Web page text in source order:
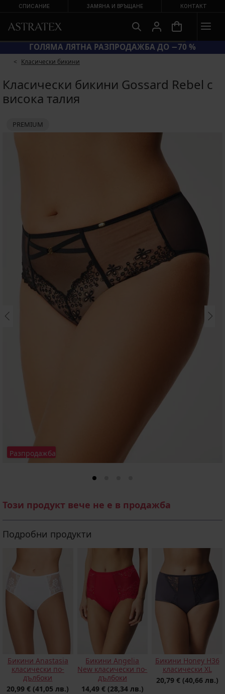
СПИСАНИЕ ЗАМЯНА И ВРЪЩАНЕ КОНТАКТ
ГОЛЯМА ЛЯТНА РАЗПРОДАЖБА ДО −70 %
Класически бикини
Класически бикини Gossard Rebel с
висока талия
PREMIUM
Разпродажба
Този продукт вече не е в продажба
Подробни продукти
Бикини Anastasia
класически по-
дълбоки
20,99 € (41,05 лв.)
Бикини Angelia
New класически по-
дълбоки
14,49 € (28,34 лв.)
Бикини Honey H36
класически XL
20,79 € (40,66 лв.)